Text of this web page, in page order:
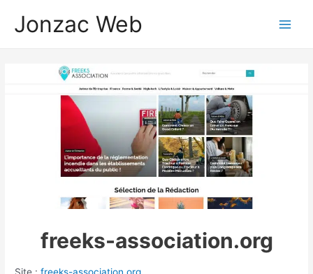
Jonzac Web
freeks-association.org
Site :freeks-association.org